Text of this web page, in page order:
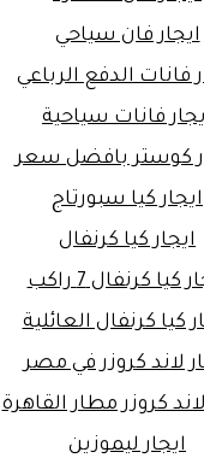
ايجار فان سياحي
فانات الدفع الرباعي
فانات سياحية
كوستر بافضل سعر
ايجار كيا سبورتاج
ايجار كيا كرنفال
كيا كرنفال 7 راكب
كيا كرنفال العائلية
لاند كروزر في مصر
كروزر مطار القاهرة
ايجار ليموزين